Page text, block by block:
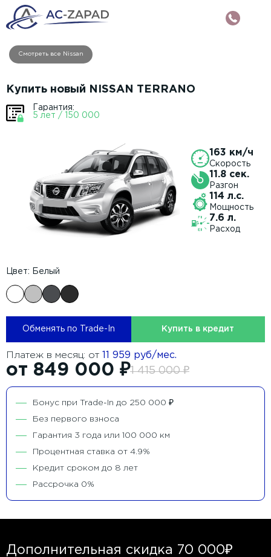
Смотреть все Nissan
Купить новый NISSAN TERRANO
Гарантия:
5 лет / 150 000
163 км/ч
Скорость
11.8 сек.
Разгон
114 л.с.
Мощность
7.6 л.
Расход
Цвет: Белый
Бонус при Trade-In до 250 000 ₽
Без первого взноса
Гарантия 3 года или 100 000 км
Процентная ставка от 4.9%
Кредит сроком до 8 лет
Рассрочка 0%
от 849 000 ₽1 415 000 ₽
Платеж в месяц: от 11 959 руб/мес.
Обменять по Trade-In Купить в кредит
Дополнительная скидка 70 000₽